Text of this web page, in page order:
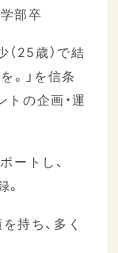
部卒
25歳）で結
。」を信条
の企画・運
ートし、
。
持ち、多く